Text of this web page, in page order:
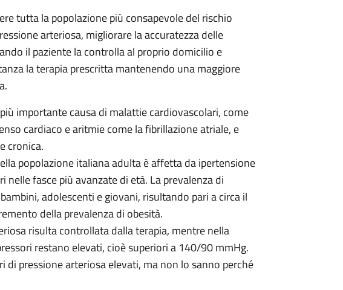
tutta la popolazione più consapevole del rischio
arteriosa, migliorare la accuratezza delle
il paziente la controlla al proprio domicilio e
la terapia prescritta mantenendo una maggiore
importante causa di malattie cardiovascolari, come
cardiaco e aritmie come la fibrillazione atriale, e
cronica.
popolazione italiana adulta è affetta da ipertensione
fasce più avanzate di età. La prevalenza di
adolescenti e giovani, risultando pari a circa il
della prevalenza di obesità.
risulta controllata dalla terapia, mentre nella
restano elevati, cioè superiori a 140/90 mmHg.
pressione arteriosa elevati, ma non lo sanno perché